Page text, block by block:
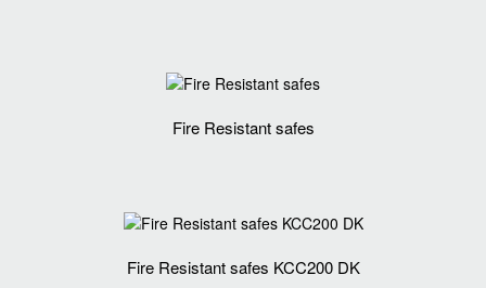
Fire Resistant safes
Fire Resistant safes KCC200 DK